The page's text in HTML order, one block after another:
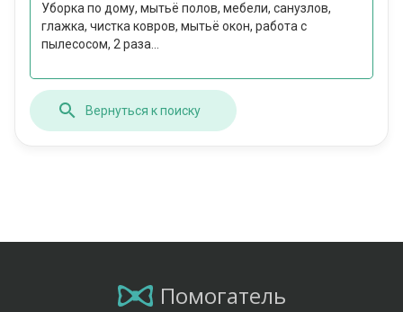
Уборка по дому, мытьё полов, мебели, санузлов,
глажка, чистка ковров, мытьё окон, работа с
пылесосом, 2 раза...
Вернуться к поиску
Помогатель